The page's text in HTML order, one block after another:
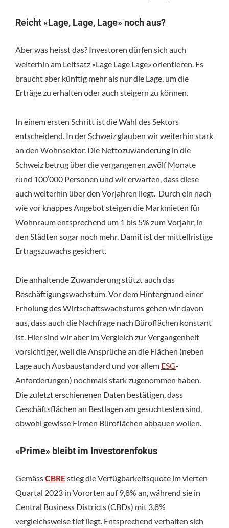
Reicht «Lage, Lage, Lage» noch aus?
Aber was heisst das? Investoren dürfen sich auch
weiterhin am Leitsatz «Lage Lage Lage» orientieren. Es
braucht aber künftig mehr als nur die Lage, um die
Erträge zu erhalten oder auch steigern zu können.
In einem ersten Schritt ist die Wahl des Sektors
entscheidend. In der Schweiz glauben wir weiterhin stark
an den Wohnsektor. Die Nettozuwanderung in die
Schweiz betrug über die vergangenen zwölf Monate
rund 100’000 Personen und wir erwarten, dass diese
auch weiterhin über den Vorjahren liegt. Durch ein nach
wie vor knappes Angebot steigen die Markmieten für
Wohnraum entsprechend um 1 bis 5% zum Vorjahr, in
den Städten sogar noch mehr. Damit ist der mittelfristige
Ertragszuwachs gesichert.
Die anhaltende Zuwanderung stützt auch das
Beschäftigungswachstum. Vor dem Hintergrund einer
Erholung des Wirtschaftswachstums gehen wir davon
aus, dass auch die Nachfrage nach Büroflächen konstant
ist. Hier sind wir aber im Vergleich zur Vergangenheit
vorsichtiger, weil die Ansprüche an die Flächen (neben
Lage auch Ausbaustandard und vor allem ESG-
Anforderungen) nochmals stark zugenommen haben.
Die zuletzt erschienenen Daten bestätigen, dass
Geschäftsflächen an Bestlagen am gesuchtesten sind,
obwohl gewisse Firmen Büroflächen abbauen wollen.
«Prime» bleibt im Investorenfokus
GemässCBREstieg die Verfügbarkeitsquote im vierten
Quartal 2023 in Vororten auf 9,8% an, während sie in
Central Business Districts (CBDs) mit 3,8%
vergleichsweise tief liegt. Entsprechend verhalten sich